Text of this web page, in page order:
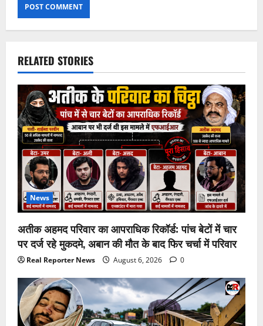
RELATED STORIES
News
अतीक अहमद परिवार का आपराधिक रिकॉर्ड: पांच बेटों में चार
पर दर्ज रहे मुकदमे, अबान की मौत के बाद फिर चर्चा में परिवार
Real Reporter News August 6, 2026 0